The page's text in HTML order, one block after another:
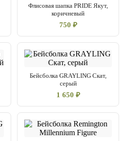
Флисовая шапка PRIDE Якут,
коричневый
750 ₽
Бейсболка GRAYLING Скат,
серый
1 650 ₽